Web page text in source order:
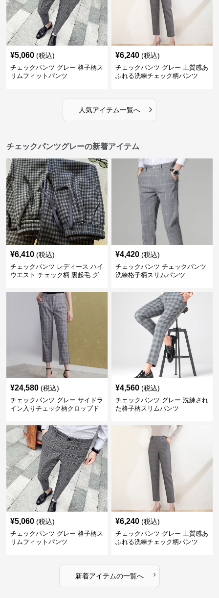
¥5,060 (税込)
チェックパンツ グレー 格子柄ス
リムフィットパンツ
¥6,240 (税込)
チェックパンツ グレー 上質感あ
ふれる洗練チェック柄パンツ
人気アイテム一覧へ ›
チェックパンツグレーの新着アイテム
¥6,410 (税込)
チェックパンツ レディース ハイ
ウエスト チェック柄 裏起毛 グ
¥4,420 (税込)
チェックパンツ チェックパンツ
洗練格子柄スリムパンツ
¥24,580 (税込)
チェックパンツ グレー サイドラ
イン入りチェック柄クロップド
¥4,560 (税込)
チェックパンツ グレー 洗練され
た格子柄スリムパンツ
¥5,060 (税込)
チェックパンツ グレー 格子柄ス
リムフィットパンツ
¥6,240 (税込)
チェックパンツ グレー 上質感あ
ふれる洗練チェック柄パンツ
新着アイテムの一覧へ ›